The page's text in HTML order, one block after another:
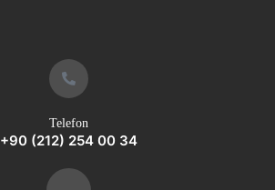
Telefon
+90 (212) 254 00 34